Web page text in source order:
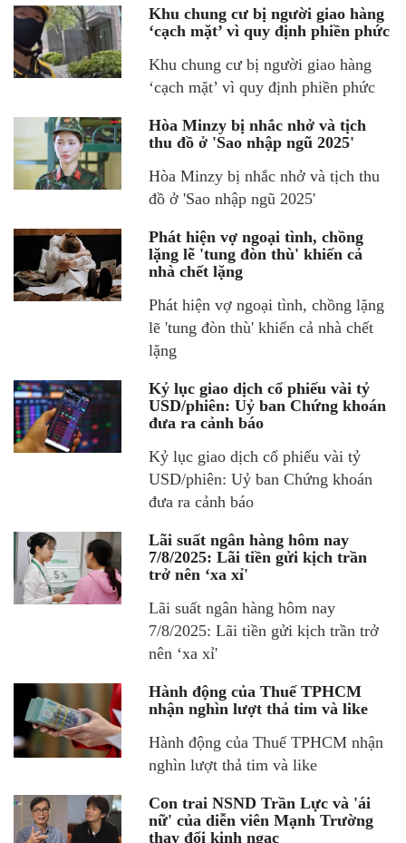
Khu chung cư bị người giao hàng
‘cạch mặt’ vì quy định phiền phức
Khu chung cư bị người giao hàng
‘cạch mặt’ vì quy định phiền phức
Hòa Minzy bị nhắc nhở và tịch
thu đồ ở 'Sao nhập ngũ 2025'
Hòa Minzy bị nhắc nhở và tịch thu
đồ ở 'Sao nhập ngũ 2025'
Phát hiện vợ ngoại tình, chồng
lặng lẽ 'tung đòn thù' khiến cả
nhà chết lặng
Phát hiện vợ ngoại tình, chồng lặng
lẽ 'tung đòn thù' khiến cả nhà chết
lặng
Kỷ lục giao dịch cổ phiếu vài tỷ
USD/phiên: Uỷ ban Chứng khoán
đưa ra cảnh báo
Kỷ lục giao dịch cổ phiếu vài tỷ
USD/phiên: Uỷ ban Chứng khoán
đưa ra cảnh báo
Lãi suất ngân hàng hôm nay
7/8/2025: Lãi tiền gửi kịch trần
trở nên ‘xa xỉ'
Lãi suất ngân hàng hôm nay
7/8/2025: Lãi tiền gửi kịch trần trở
nên ‘xa xỉ'
Hành động của Thuế TPHCM
nhận nghìn lượt thả tim và like
Hành động của Thuế TPHCM nhận
nghìn lượt thả tim và like
Con trai NSND Trần Lực và 'ái
nữ' của diễn viên Mạnh Trường
thay đổi kinh ngạc